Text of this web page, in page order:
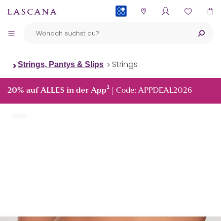
Strings, Pantys & Slips Strings
20% auf ALLES in der App² | Code: APPDEAL2026